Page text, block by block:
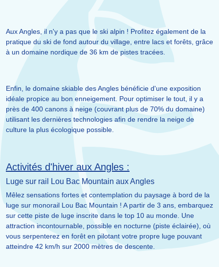
Aux Angles, il n'y a pas que le ski alpin ! Profitez également de la
pratique du ski de fond autour du village, entre lacs et forêts, grâce
à un domaine nordique de 36 km de pistes tracées.
Enfin, le domaine skiable des Angles bénéficie d'une exposition
idéale propice au bon enneigement. Pour optimiser le tout, il y a
près de 400 canons à neige (couvrant plus de 70% du domaine)
utilisant les dernières technologies afin de rendre la neige de
culture la plus écologique possible.
Activités d'hiver aux Angles :
Luge sur rail Lou Bac Mountain aux Angles
Mêlez sensations fortes et contemplation du paysage à bord de la
luge sur monorail Lou Bac Mountain ! A partir de 3 ans, embarquez
sur cette piste de luge inscrite dans le top 10 au monde. Une
attraction incontournable, possible en nocturne (piste éclairée), où
vous serpenterez en forêt en pilotant votre propre luge pouvant
atteindre 42 km/h sur 2000 mètres de descente.